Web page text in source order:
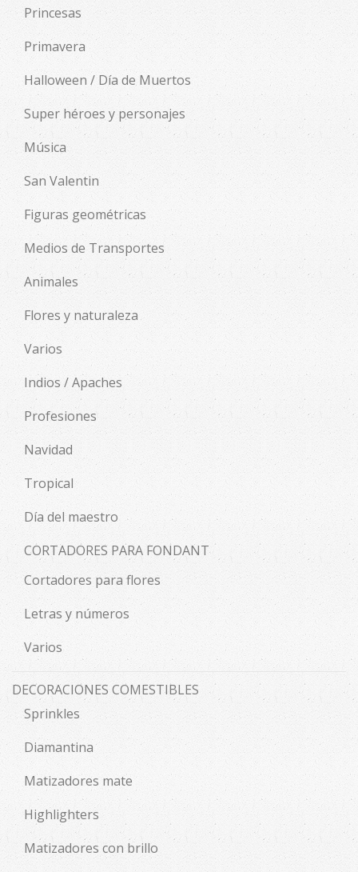
Princesas
Primavera
Halloween / Día de Muertos
Super héroes y personajes
Música
San Valentin
Figuras geométricas
Medios de Transportes
Animales
Flores y naturaleza
Varios
Indios / Apaches
Profesiones
Navidad
Tropical
Día del maestro
CORTADORES PARA FONDANT
Cortadores para flores
Letras y números
Varios
DECORACIONES COMESTIBLES
Sprinkles
Diamantina
Matizadores mate
Highlighters
Matizadores con brillo